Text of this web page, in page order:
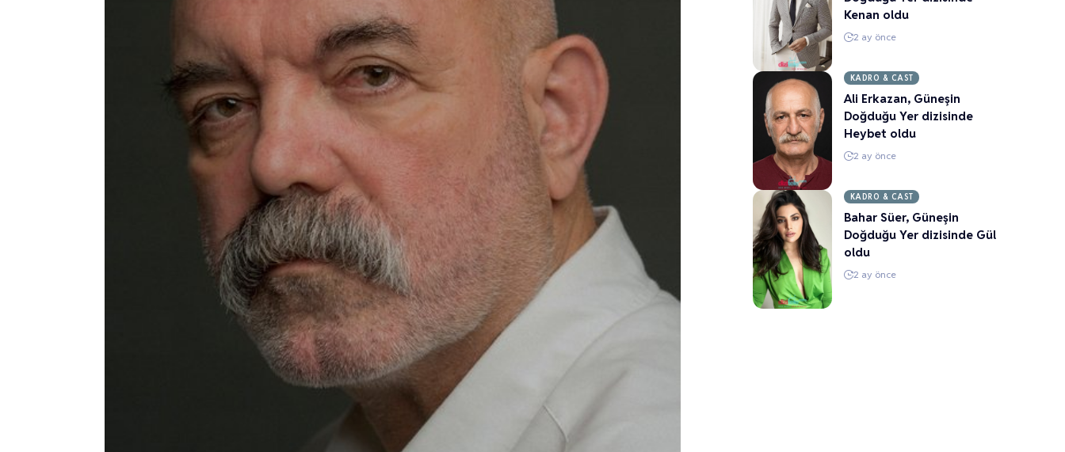
Kenan oldu
2 ay önce
KADRO & CAST
Ali Erkazan, Güneşin
Doğduğu Yer dizisinde
Heybet oldu
2 ay önce
KADRO & CAST
Bahar Süer, Güneşin
Doğduğu Yer dizisinde Gül
oldu
2 ay önce